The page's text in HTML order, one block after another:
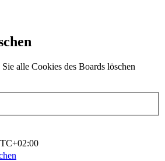
alle Cookies des Boards löschen